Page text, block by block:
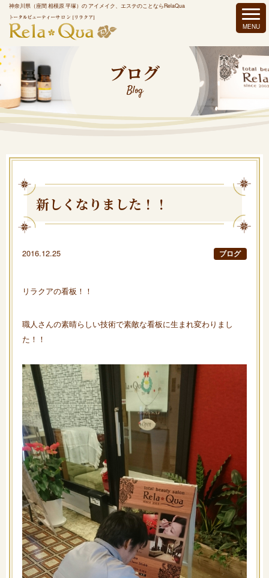
神奈川県（座間 相模原 平塚）の アイメイク、エステのことならRelaQua
ブログ
Blog
新しくなりました！！
2016.12.25 ブログ
リラクアの看板！！
職人さんの素晴らしい技術で素敵な看板に生まれ変わりまし
た！！